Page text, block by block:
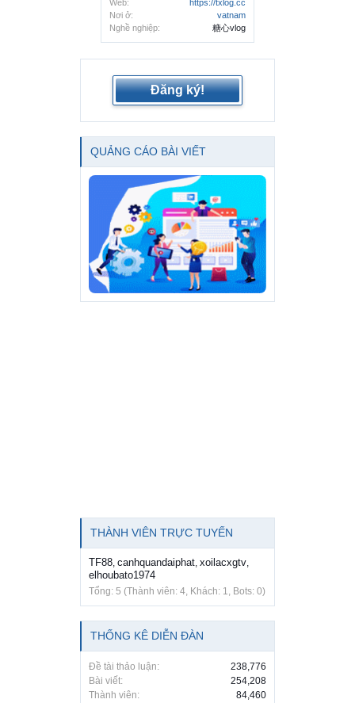
Web:
https://txlog.cc
Nơi ở:
vatnam
Nghề nghiệp:
糖心vlog
Đăng ký!
QUẢNG CÁO BÀI VIẾT
THÀNH VIÊN TRỰC TUYẾN
TF88, canhquandaiphat, xoilacxgtv,
elhoubato1974
Tổng: 5 (Thành viên: 4, Khách: 1, Bots: 0)
THỐNG KÊ DIỄN ĐÀN
Đề tài thảo luận:
238,776
Bài viết:
254,208
Thành viên:
84,460